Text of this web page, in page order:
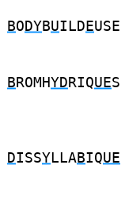
BO DYBUILD EUSE
B ROMHYD RIQUES
DISSYLLABIQUE